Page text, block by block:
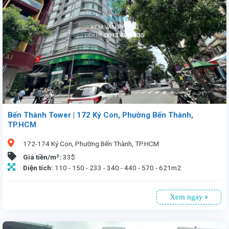
Bến Thành Tower | 172 Ký Con, Phường Bến Thành,
TP.HCM
172-174 Ký Con, Phường Bến Thành, TP.HCM
Giá tiền/m²: 33$
Diện tích: 110 - 150 - 233 - 340 - 440 - 570 - 621m2
Xem ngay